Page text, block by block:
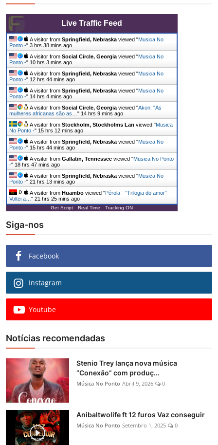
Live Traffic Feed
A visitor from Springfield, Nebraska viewed "Musica No
Ponto -" 3 hrs 38 mins ago
A visitor from Social Circle, Georgia viewed "Musica No
Ponto -" 10 hrs 3 mins ago
A visitor from Springfield, Nebraska viewed "Musica No
Ponto -" 12 hrs 44 mins ago
A visitor from Springfield, Nebraska viewed "Musica No
Ponto -" 14 hrs 4 mins ago
A visitor from Social Circle, Georgia viewed "Akon: "As
mulheres africanas são as… " 14 hrs 9 mins ago
A visitor from Stockholm, Stockholms Lan viewed "Musica
No Ponto -" 15 hrs 12 mins ago
A visitor from Springfield, Nebraska viewed "Musica No
Ponto -" 15 hrs 44 mins ago
A visitor from Gallatin, Tennessee viewed "Musica No Ponto
-" 18 hrs 47 mins ago
A visitor from Springfield, Nebraska viewed "Musica No
Ponto -" 21 hrs 13 mins ago
A visitor from Huambo viewed "Pérola - “Trilogia do amor”
Voltei a… " 21 hrs 25 mins ago
Get Script Real Time Tracking ON
Siga-nos
Facebook
Instagram
Youtube
Notícias recomendadas
Stenio Trey lança nova música
“Conexão” com produç...
Música No Ponto Abril 9, 2026 0
Anibaltwolife ft 12 furos Vaz conseguir
Música No Ponto Setembro 1, 2025 0